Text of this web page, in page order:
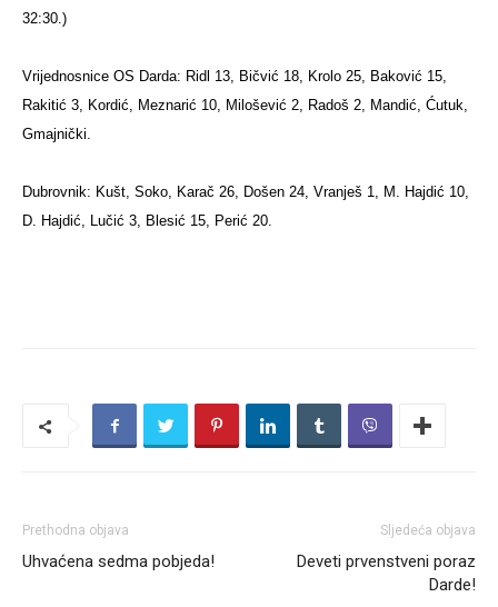
32:30.)
Vrijednosnice OS Darda: Ridl 13, Bičvić 18, Krolo 25, Baković 15,
Rakitić 3, Kordić, Meznarić 10, Milošević 2, Radoš 2, Mandić, Ćutuk,
Gmajnički.
Dubrovnik: Kušt, Soko, Karač 26, Došen 24, Vranješ 1, M. Hajdić 10,
D. Hajdić, Lučić 3, Blesić 15, Perić 20.
Prethodna objava
Uhvaćena sedma pobjeda!
Sljedeća objava
Deveti prvenstveni poraz
Darde!